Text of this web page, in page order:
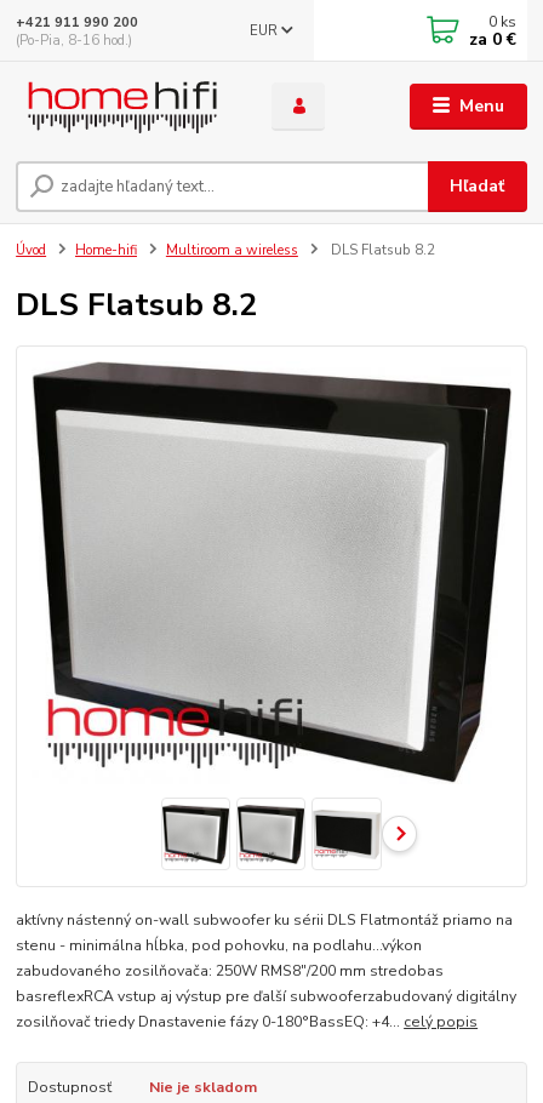
Menu
EUR
Hľadať
+421 911 990 200
(Po-Pia, 8-16 hod.)
0 ks
za 0 €
Úvod Home-hifi Multiroom a wireless DLS Flatsub 8.2
DLS Flatsub 8.2
aktívny nástenný on-wall subwoofer ku sérii DLS Flatmontáž priamo na
stenu - minimálna hĺbka, pod pohovku, na podlahu...výkon
zabudovaného zosilňovača: 250W RMS8"/200 mm stredobas
basreflexRCA vstup aj výstup pre ďalší subwooferzabudovaný digitálny
zosilňovač triedy Dnastavenie fázy 0-180°BassEQ: +4... celý popis
Dostupnosť Nie je skladom